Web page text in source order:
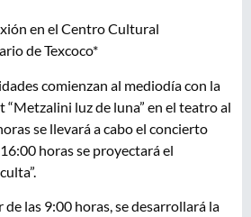
en el Centro Cultural
de Texcoco*
comienzan al mediodía con la
luz de luna” en el teatro al
se llevará a cabo el concierto
horas se proyectará el
las 9:00 horas, se desarrollará la